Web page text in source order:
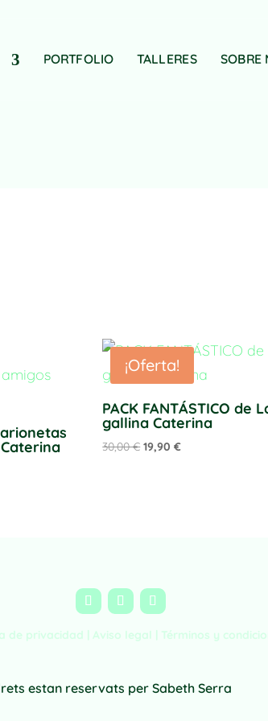
PORTFOLIO TALLERES SOBRE
¡Oferta!
PACK FANTÁSTICO de
gallina Caterina
30,00€ El
19,90€El
de privacidad |Aviso legal | Términos y
estan reservats per Sabeth Serra